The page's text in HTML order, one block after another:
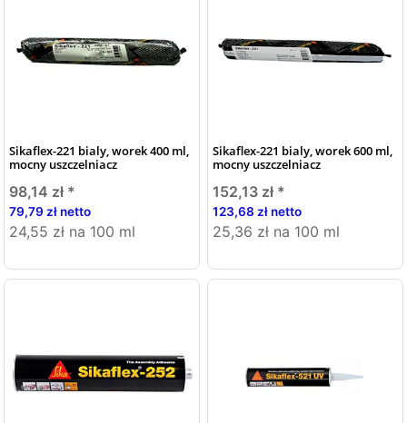
Sikaflex-221 bialy, worek 400 ml,
mocny uszczelniacz
98,14 zł *
79,79 zł netto
24,55 zł na 100 ml
Sikaflex-221 bialy, worek 600 ml,
mocny uszczelniacz
152,13 zł *
123,68 zł netto
25,36 zł na 100 ml